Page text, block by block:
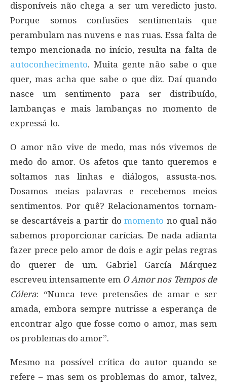
disponíveis não chega a ser um veredicto justo.
Porque somos confusões sentimentais que
perambulam nas nuvens e nas ruas. Essa falta de
tempo mencionada no início, resulta na falta de
autoconhecimento. Muita gente não sabe o que
quer, mas acha que sabe o que diz. Daí quando
nasce um sentimento para ser distribuído,
lambanças e mais lambanças no momento de
expressá-lo.
O amor não vive de medo, mas nós vivemos de
medo do amor. Os afetos que tanto queremos e
soltamos nas linhas e diálogos, assusta-nos.
Dosamos meias palavras e recebemos meios
sentimentos. Por quê? Relacionamentos tornam-
se descartáveis a partir domomento no qual não
sabemos proporcionar carícias. De nada adianta
fazer prece pelo amor de dois e agir pelas regras
do querer de um. Gabriel García Márquez
escreveu intensamente em O Amor nos Tempos de
Cólera: “Nunca teve pretensões de amar e ser
amada, embora sempre nutrisse a esperança de
encontrar algo que fosse como o amor, mas sem
os problemas do amor”.
Mesmo na possível crítica do autor quando se
refere – mas sem os problemas do amor, talvez,